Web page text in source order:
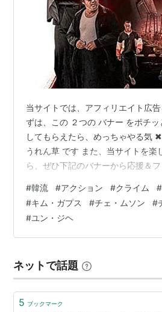
当サイトでは、アフィリエイト広
ずは、この ２つの バナー をポチ
してもらえたら、めっちゃやる気
うれん草 です また、当サイトを楽
ら、ぜひ下記のバナーから応援＆
す (* ˃ ᵕ ˂ )b は じ め に ご 挨 拶 本
熱い血 뜨거운 피 概 要 キャスト ス
に ご 挨 拶 万 屋 掲 示 板 ブログサ
ッシュタグ（IN POINT） やる気
#韓流 #アクション #クライム #
#キム・ガプス #チェ・ムソン #
#ユン・ジヘ
ネットで話題
5 ブックマーク